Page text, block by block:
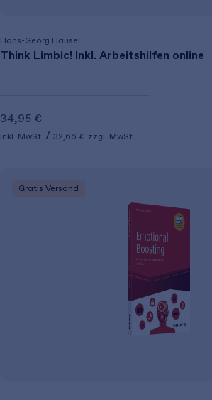
Hans-Georg Häusel
Think Limbic! Inkl. Arbeitshilfen online
34,95 €
inkl. MwSt. 32,66 € zzgl. MwSt.
Gratis Versand